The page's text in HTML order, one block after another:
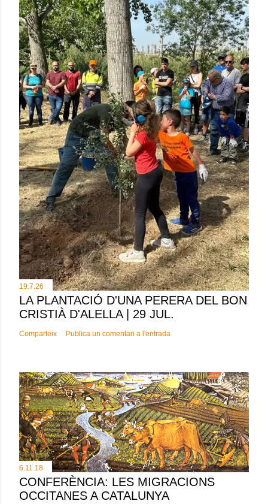
19.7.26
LA PLANTACIÓ D'UNA PERERA DEL BON
CRISTIÀ D'ALELLA | 29 JUL.
Comparteix Publica un comentari a l'entrada
6.11.18
CONFERÈNCIA: LES MIGRACIONS
OCCITANES A CATALUNYA